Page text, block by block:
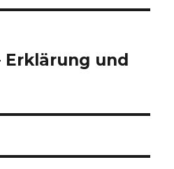
Erklärung und